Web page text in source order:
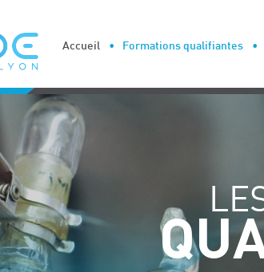
Accueil Formations qualifiantes